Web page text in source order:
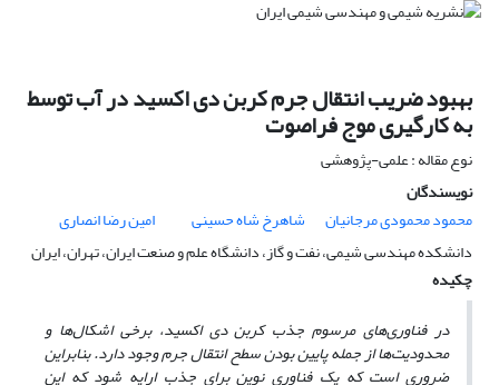
بهبود ضریب انتقال جرم کربن دی اکسید در آب توسط
به کارگیری موج فراصوت
نوع مقاله : علمی-پژوهشی
نویسندگان
محمود محمودی مرجانیان
شاهرخ شاه حسینی
امین رضا انصاری
دانشکده مهندسی شیمی، نفت و گاز، دانشگاه علم و صنعت ایران، تهران، ایران
چکیده
در فناوری‌های مرسوم جذب کربن دی اکسید، برخی اشکال‌ها و
محدودیت‌ها از جمله پایین بودن سطح انتقال جرم وجود دارد. بنابراین
ضروری است که یک فناوری نوین برای جذب ارایه شود که این